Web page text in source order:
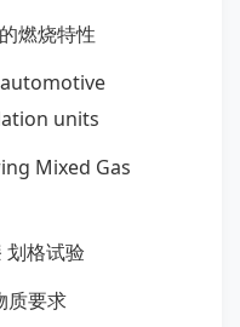
燃烧特性
units
Mixed Gas
划格试验
质要求